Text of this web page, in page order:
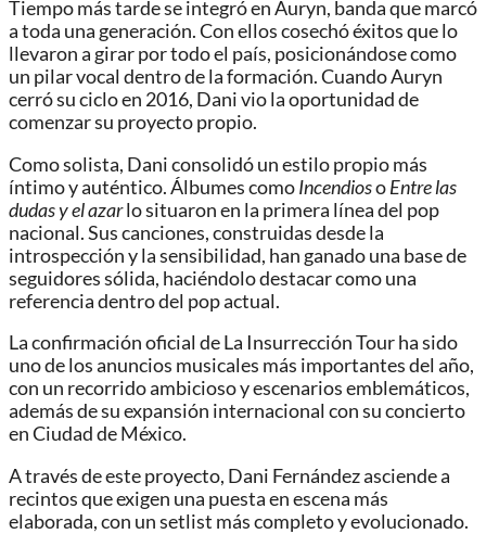
Tiempo más tarde se integró en Auryn, banda que marcó
a toda una generación. Con ellos cosechó éxitos que lo
llevaron a girar por todo el país, posicionándose como
un pilar vocal dentro de la formación. Cuando Auryn
cerró su ciclo en 2016, Dani vio la oportunidad de
comenzar su proyecto propio.
Como solista, Dani consolidó un estilo propio más
íntimo y auténtico. Álbumes comoIncendiosoEntre las
dudas y el azarlo situaron en la primera línea del pop
nacional. Sus canciones, construidas desde la
introspección y la sensibilidad, han ganado una base de
seguidores sólida, haciéndolo destacar como una
referencia dentro del pop actual.
La confirmación oficial de La Insurrección Tour ha sido
uno de los anuncios musicales más importantes del año,
con un recorrido ambicioso y escenarios emblemáticos,
además de su expansión internacional con su concierto
en Ciudad de México.
A través de este proyecto, Dani Fernández asciende a
recintos que exigen una puesta en escena más
elaborada, con un setlist más completo y evolucionado.